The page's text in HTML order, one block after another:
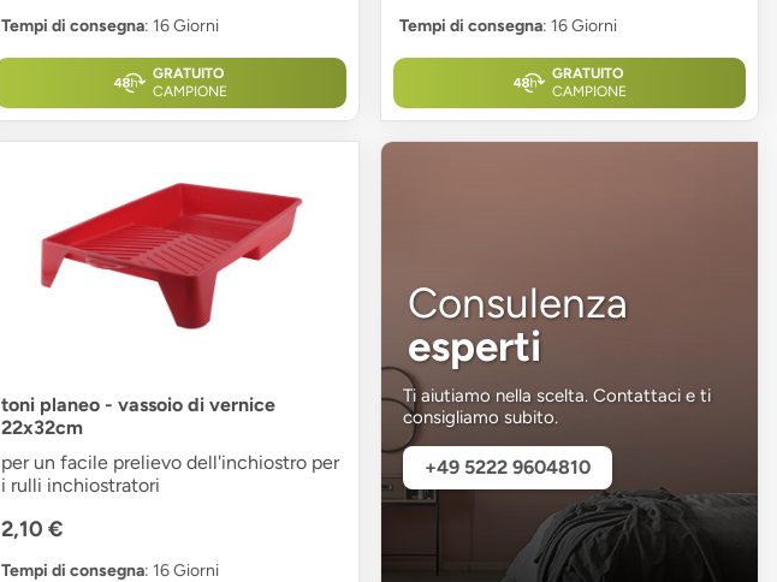
Tempi di consegna: 16 Giorni
GRATUITO
CAMPIONE
Tempi di consegna: 16 Giorni
GRATUITO
CAMPIONE
toni planeo - vassoio di vernice
22x32cm
per un facile prelievo dell'inchiostro per
i rulli inchiostratori
2,10 €
Tempi di consegna: 16 Giorni
Consulenza
esperti
Ti aiutiamo nella scelta. Contattaci e ti
consigliamo subito.
+49 5222 9604810